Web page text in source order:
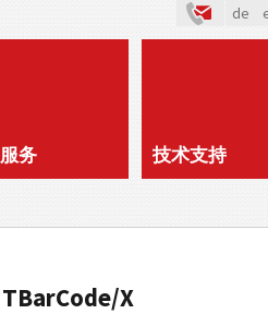
de
服务 技术支持
TBarCode/X